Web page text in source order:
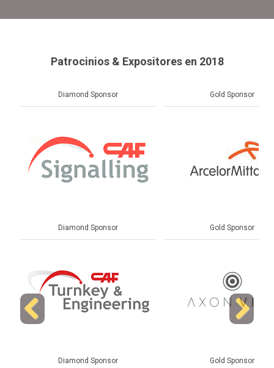
Patrocinios & Expositores en 2018
Diamond Sponsor
Diamond Sponsor
Diamond Sponsor
Gold Sponsor
Gold Sponsor
Gold Sponsor